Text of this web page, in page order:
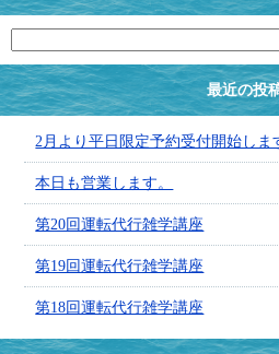
最近の投
2月より平日限定予約受付開始しま
本日も営業します。
第20回運転代行雑学講座
第19回運転代行雑学講座
第18回運転代行雑学講座